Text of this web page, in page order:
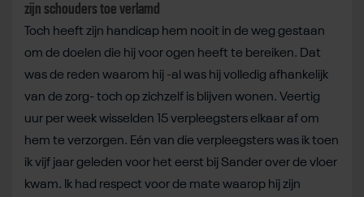
zijn schouders toe verlamd
Toch heeft zijn handicap hem nooit in de weg gestaan
om de doelen die hij voor ogen heeft te bereiken. Dat
was de reden waarom hij -al was hij volledig afhankelijk
van de zorg- toch op zichzelf is blijven wonen. Veertig
uur per week wisselden 15 verpleegsters elkaar af om
hem te verzorgen. Eén van die verpleegsters was ik toen
ik vijf jaar geleden voor het eerst bij Sander over de vloer
kwam. Ik had respect voor de mate waarop hij zijn